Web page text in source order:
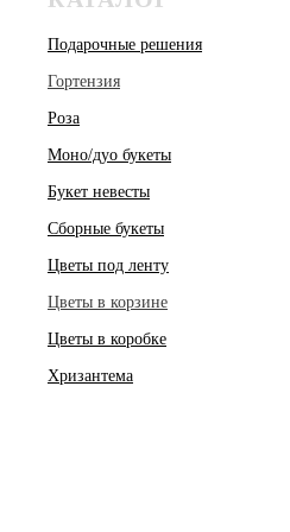
Подарочные решения
Гортензия
Роза
Моно/дуо букеты
Букет невесты
Сборные букеты
Цветы под ленту
Цветы в корзине
Цветы в коробке
Хризантема